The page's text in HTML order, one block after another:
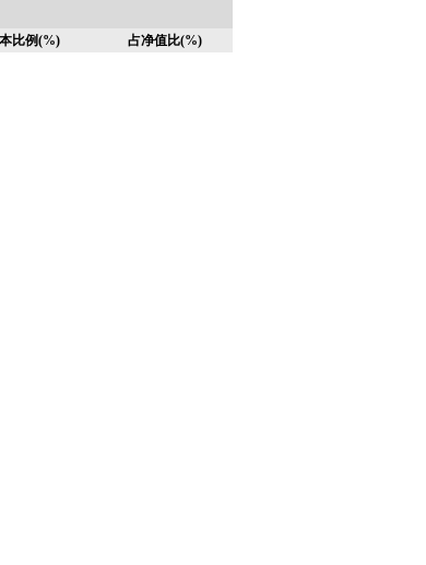
比例(%) 占净值比(%)